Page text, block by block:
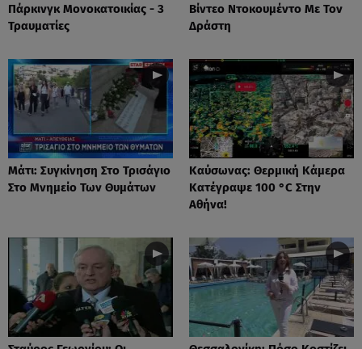
Πάρκινγκ Μονοκατοικίας - 3
Τραυματίες
Βίντεο Ντοκουμέντο Με Τον
Δράστη
Μάτι: Συγκίνηση Στο Τρισάγιο
Στο Μνημείο Των Θυμάτων
Καύσωνας: Θερμική Κάμερα
Κατέγραψε 100 °C Στην
Αθήνα!